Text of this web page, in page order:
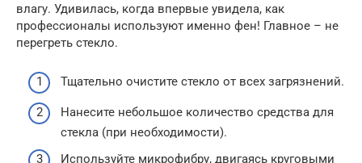
влагу. Удивилась, когда впервые увидела, как
профессионалы используют именно фен! Главное – не
перегреть стекло.
Тщательно очистите стекло от всех загрязнений.
Нанесите небольшое количество средства для
стекла (при необходимости).
Используйте микрофибру, двигаясь круговыми